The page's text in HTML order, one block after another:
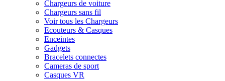
Chargeurs de voiture
Chargeurs sans fil
Voir tous les Chargeurs
Ecouteurs & Casques
Enceintes
Gadgets
Bracelets connectes
Cameras de sport
Casques VR